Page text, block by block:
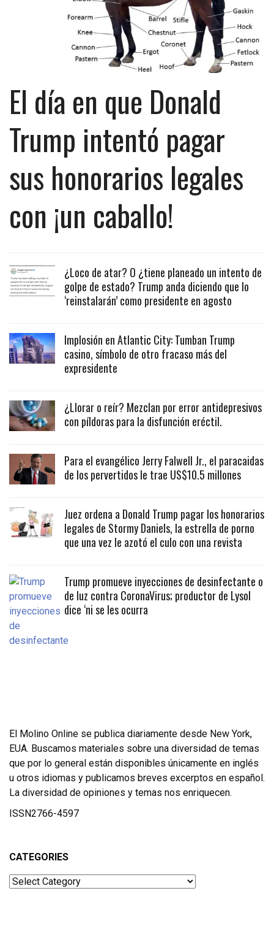
El día en que Donald
Trump intentó pagar
sus honorarios legales
con ¡un caballo!
¿Loco de atar? O ¿tiene planeado un intento de
golpe de estado? Trump anda diciendo que lo
‘reinstalarán’ como presidente en agosto
Implosión en Atlantic City: Tumban Trump
casino, símbolo de otro fracaso más del
expresidente
¿Llorar o reír? Mezclan por error antidepresivos
con píldoras para la disfunción eréctil.
Para el evangélico Jerry Falwell Jr., el paracaidas
de los pervertidos le trae US$10.5 millones
Juez ordena a Donald Trump pagar los honorarios
legales de Stormy Daniels, la estrella de porno
que una vez le azotó el culo con una revista
Trump promueve inyecciones de desinfectante o
de luz contra CoronaVirus; productor de Lysol
dice ‘ni se les ocurra
El Molino Online se publica diariamente desde New York,
EUA. Buscamos materiales sobre una diversidad de temas
que por lo general están disponibles únicamente en inglés
u otros idiomas y publicamos breves excerptos en español.
La diversidad de opiniones y temas nos enriquecen.
ISSN2766-4597
CATEGORIES
Categories